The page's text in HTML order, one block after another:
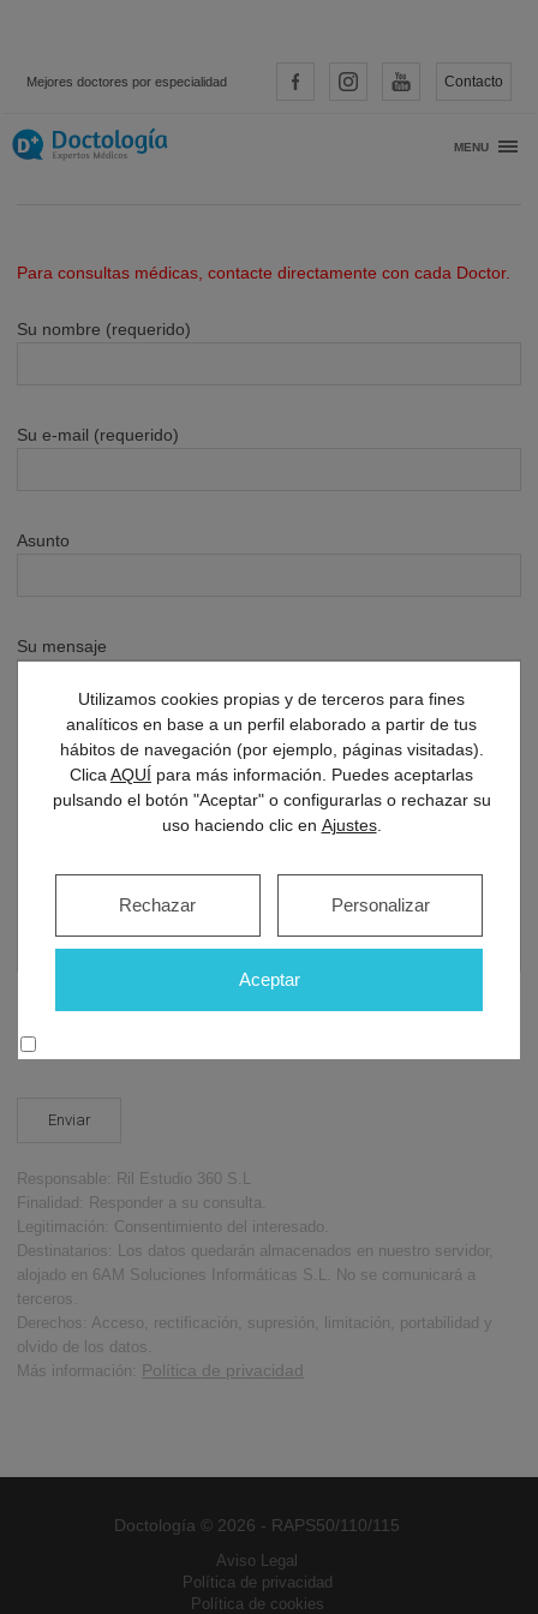
Mejores doctores por especialidad Contacto
MENU
Contacto Doctologia
Para consultas médicas, contacte directamente con cada Doctor.
Su nombre (requerido)
Su e-mail (requerido)
Asunto
Su mensaje
Responsable: Ril Estudio 360 S.L
Finalidad: Responder a su consulta.
Legitimación: Consentimiento del interesado.
Destinatarios: Los datos quedarán almacenados en nuestro servidor,
alojado en 6AM Soluciones Informáticas S.L. No se comunicará a
terceros.
Derechos: Acceso, rectificación, supresión, limitación, portabilidad y
olvido de los datos.
Más información: Política de privacidad
Doctología © 2026 - RAPS50/110/115
Aviso Legal
Política de privacidad
Política de cookies
Utilizamos cookies propias y de terceros para fines
analíticos en base a un perfil elaborado a partir de tus
hábitos de navegación (por ejemplo, páginas visitadas).
Clica AQUÍ para más información. Puedes aceptarlas
pulsando el botón "Aceptar" o configurarlas o rechazar su
uso haciendo clic en Ajustes.
Aceptar
Rechazar Personalizar